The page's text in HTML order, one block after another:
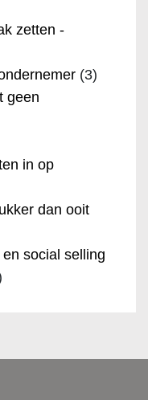
zetten -
(3)
geen
in op
dan ooit
social selling